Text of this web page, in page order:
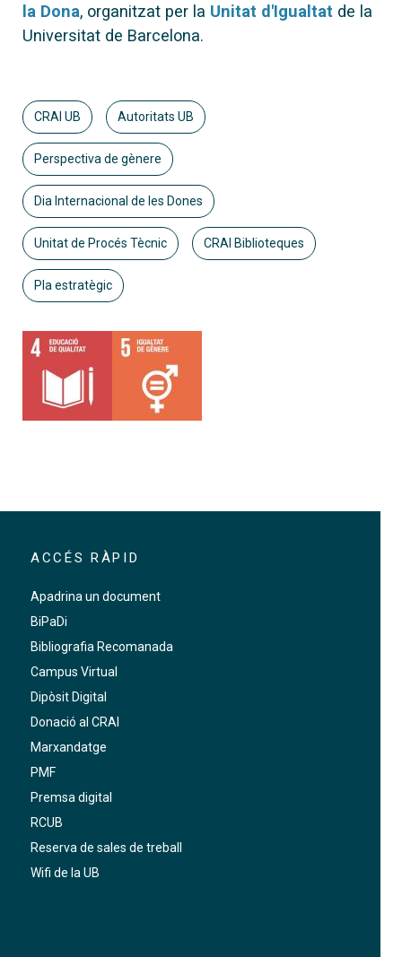
la Dona, organitzat per la Unitat d'Igualtat de la
Universitat de Barcelona.
CRAI UB Autoritats UB
Perspectiva de gènere
Dia Internacional de les Dones
Unitat de Procés Tècnic CRAI Biblioteques
Pla estratègic
ACCÉS RÀPID
Apadrina un document
BiPaDi
Bibliografia Recomanada
Campus Virtual
Dipòsit Digital
Donació al CRAI
Marxandatge
PMF
Premsa digital
RCUB
Reserva de sales de treball
Wifi de la UB